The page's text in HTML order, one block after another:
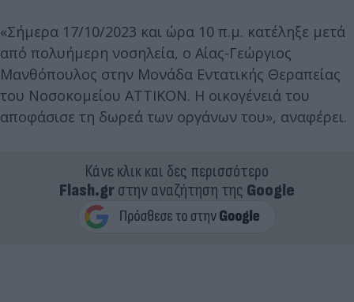
«Σήμερα 17/10/2023 και ώρα 10 π.μ. κατέληξε μετά
από πολυήμερη νοσηλεία, ο Αίας-Γεώργιος
Μανθόπουλος στην Μονάδα Εντατικής Θεραπείας
του Νοσοκομείου ΑΤΤΙΚΟΝ. Η οικογένειά του
αποφάσισε τη δωρεά των οργάνων του», αναφέρει.
Κάνε κλικ και δες περισσότερο
Flash.grστην αναζήτηση της Google